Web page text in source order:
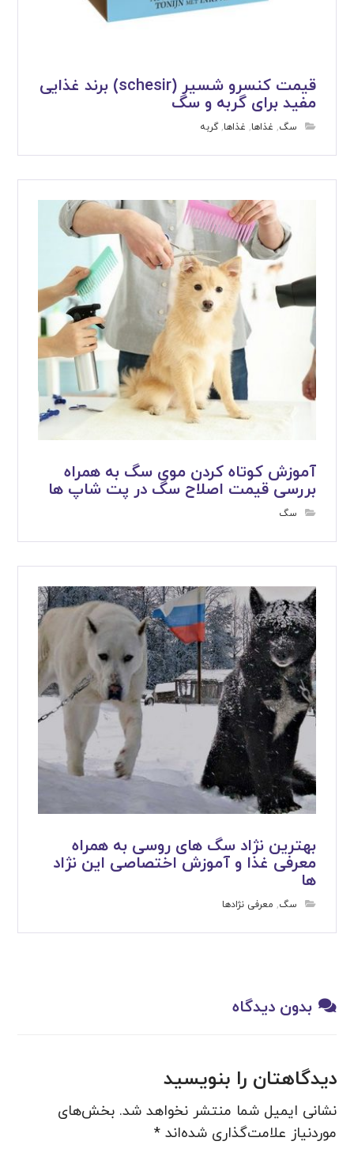
قیمت کنسرو شسیر (schesir) برند غذایی
مفید برای گربه و سگ
سگ, غذاها, غذاها,گربه
آموزش کوتاه کردن موی سگ به همراه
بررسی قیمت اصلاح سگ در پت شاپ ها
سگ
بهترین نژاد سگ های روسی به همراه
معرفی غذا و آموزش اختصاصی این نژاد
ها
سگ, معرفی نژادها
بدون دیدگاه
دیدگاهتان را بنویسید
نشانی ایمیل شما منتشر نخواهد شد. بخش‌های
موردنیاز علامت‌گذاری شده‌اند*